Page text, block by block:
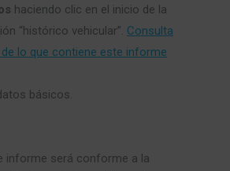
haciendo clic en el inicio de la
“histórico vehicular”. Consulta
de lo que contiene este informe
básicos.
informe será conforme a la